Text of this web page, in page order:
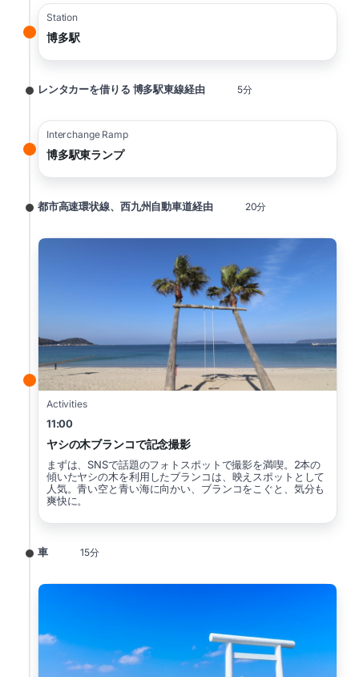
Station
博多駅
レンタカーを借りる 博多駅東線経由 5分
Interchange Ramp
博多駅東ランプ
都市高速環状線、西九州自動車道経由 20分
Activities
11:00
ヤシの木ブランコで記念撮影
まずは、SNSで話題のフォトスポットで撮影を満喫。2本の
傾いたヤシの木を利用したブランコは、映えスポットとして
人気。青い空と青い海に向かい、ブランコをこぐと、気分も
爽快に。
車 15分